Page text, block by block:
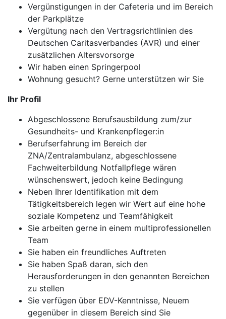
Vergünstigungen in der Cafeteria und im Bereich
der Parkplätze
Vergütung nach den Vertragsrichtlinien des
Deutschen Caritasverbandes (AVR) und einer
zusätzlichen Altersvorsorge
Wir haben einen Springerpool
Wohnung gesucht? Gerne unterstützen wir Sie
Ihr Profil
Abgeschlossene Berufsausbildung zum/zur
Gesundheits- und Krankenpfleger:in
Berufserfahrung im Bereich der
ZNA/Zentralambulanz, abgeschlossene
Fachweiterbildung Notfallpflege wären
wünschenswert, jedoch keine Bedingung
Neben Ihrer Identifikation mit dem
Tätigkeitsbereich legen wir Wert auf eine hohe
soziale Kompetenz und Teamfähigkeit
Sie arbeiten gerne in einem multiprofessionellen
Team
Sie haben ein freundliches Auftreten
Sie haben Spaß daran, sich den
Herausforderungen in den genannten Bereichen
zu stellen
Sie verfügen über EDV-Kenntnisse, Neuem
gegenüber in diesem Bereich sind Sie